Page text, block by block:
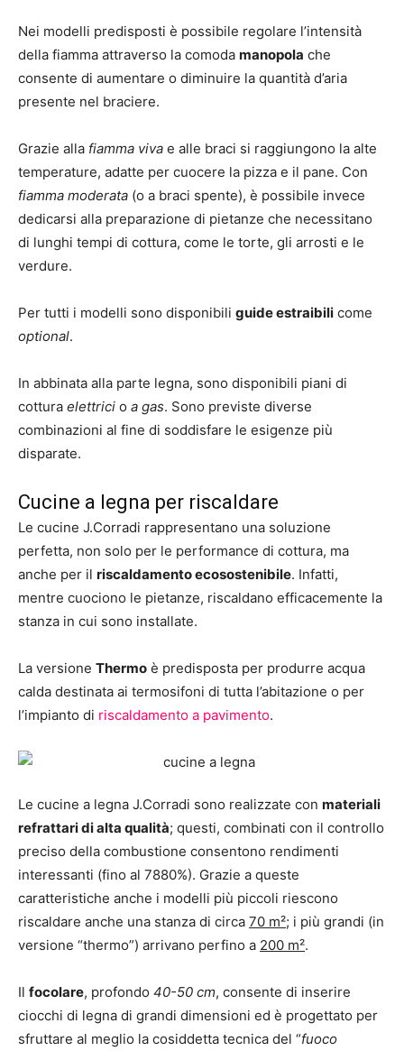
Nei modelli predisposti è possibile regolare l’intensità
della fiamma attraverso la comoda manopola che
consente di aumentare o diminuire la quantità d’aria
presente nel braciere.
Grazie alla fiamma viva e alle braci si raggiungono la alte
temperature, adatte per cuocere la pizza e il pane. Con
fiamma moderata (o a braci spente), è possibile invece
dedicarsi alla preparazione di pietanze che necessitano
di lunghi tempi di cottura, come le torte, gli arrosti e le
verdure.
Per tutti i modelli sono disponibili guide estraibili come
optional.
In abbinata alla parte legna, sono disponibili piani di
cottura elettrici o a gas. Sono previste diverse
combinazioni al fine di soddisfare le esigenze più
disparate.
Cucine a legna per riscaldare
Le cucine J.Corradi rappresentano una soluzione
perfetta, non solo per le performance di cottura, ma
anche per il riscaldamento ecosostenibile. Infatti,
mentre cuociono le pietanze, riscaldano efficacemente la
stanza in cui sono installate.
La versione Thermo è predisposta per produrre acqua
calda destinata ai termosifoni di tutta l’abitazione o per
l’impianto di riscaldamento a pavimento.
Le cucine a legna J.Corradi sono realizzate con materiali
refrattari di alta qualità; questi, combinati con il controllo
preciso della combustione consentono rendimenti
interessanti (fino al 7880%). Grazie a queste
caratteristiche anche i modelli più piccoli riescono
riscaldare anche una stanza di circa 70 m²; i più grandi (in
versione “thermo”) arrivano perfino a 200 m².
Il focolare, profondo 40-50 cm, consente di inserire
ciocchi di legna di grandi dimensioni ed è progettato per
sfruttare al meglio la cosiddetta tecnica del “fuoco